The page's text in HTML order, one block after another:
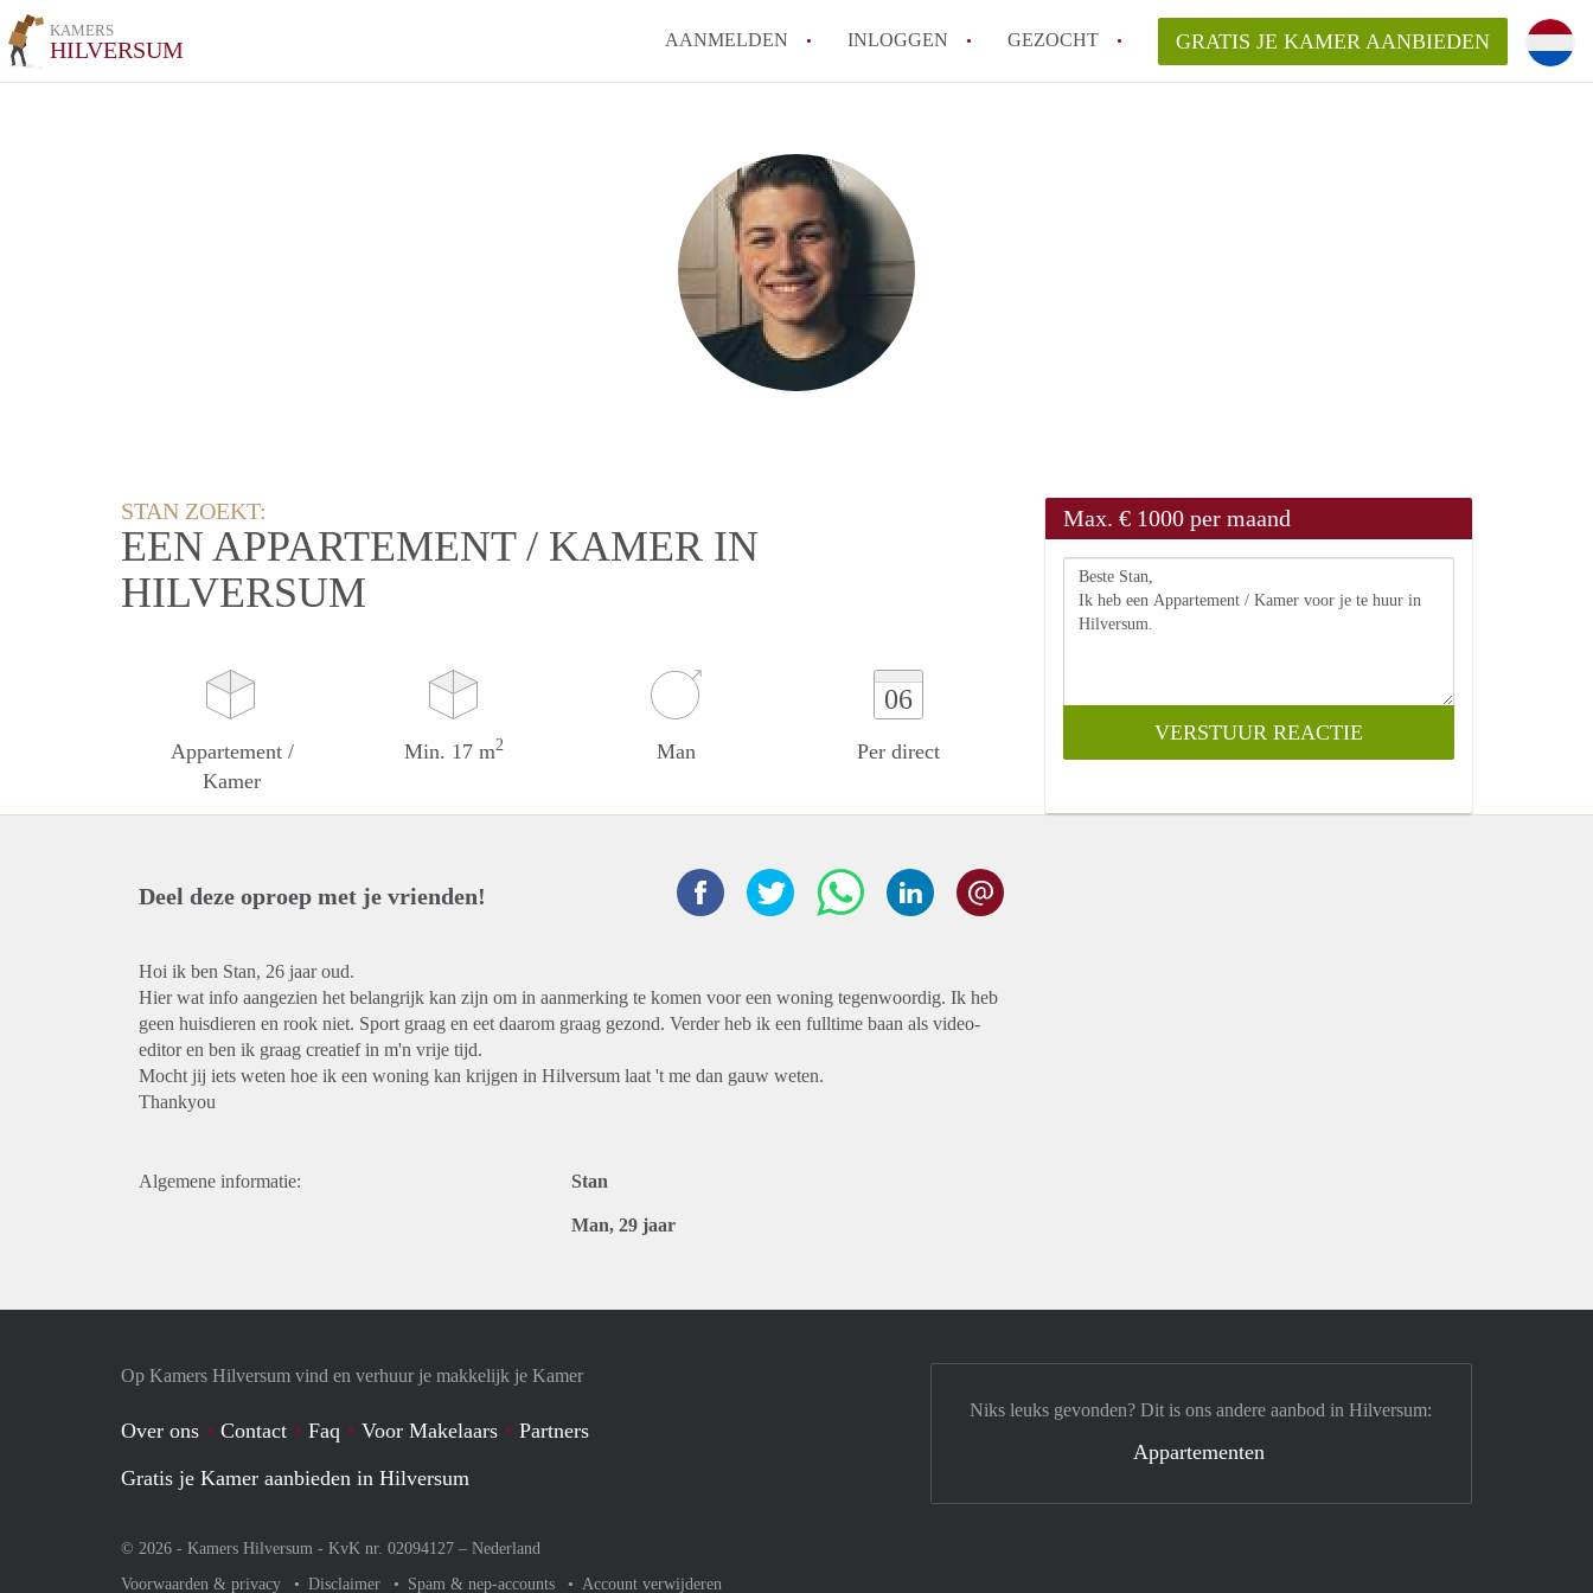
KAMERS
HILVERSUM AANMELDEN INLOGGEN GEZOCHT GRATIS JE KAMER AANBIEDEN
STAN ZOEKT:
EEN APPARTEMENT / KAMER IN
HILVERSUM
Appartement /
Kamer
Min. 17 m2 Man
06
Per direct
Max. € 1000 per maand
Deel deze oproep met je vrienden!
Hoi ik ben Stan, 26 jaar oud.
Hier wat info aangezien het belangrijk kan zijn om in aanmerking te komen voor een woning tegenwoordig. Ik heb
geen huisdieren en rook niet. Sport graag en eet daarom graag gezond. Verder heb ik een fulltime baan als video-
editor en ben ik graag creatief in m'n vrije tijd.
Mocht jij iets weten hoe ik een woning kan krijgen in Hilversum laat 't me dan gauw weten.
Thankyou
Algemene informatie: Stan
Man, 29 jaar
Op Kamers Hilversum vind en verhuur je makkelijk je Kamer
Over ons Contact Faq Voor Makelaars
Partners
Gratis je Kamer aanbieden in Hilversum
© 2026 - Kamers Hilversum - KvK nr. 02094127 – Nederland
Voorwaarden & privacy
Disclaimer Spam & nep-accounts Account verwijderen
Niks leuks gevonden? Dit is ons andere aanbod in Hilversum:
Appartementen